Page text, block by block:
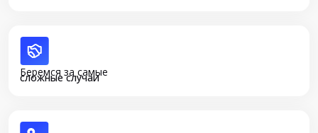
Беремся за самые
сложные случаи